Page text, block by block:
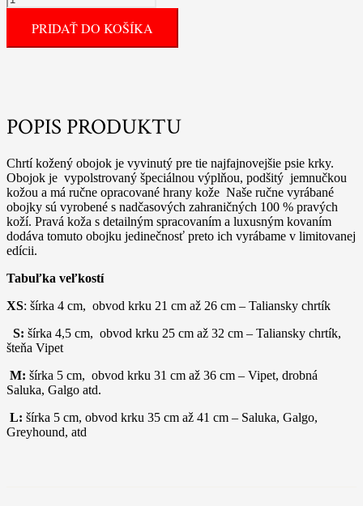
PRIDAŤ DO KOŠÍKA
POPIS PRODUKTU
Chrtí kožený obojok je vyvinutý pre tie najfajnovejšie psie krky.
Obojok je vypolstrovaný špeciálnou výplňou, podšitý jemnučkou
kožou a má ručne opracované hrany kože Naše ručne vyrábané
obojky sú vyrobené s nadčasových zahraničných 100 % pravých
koží. Pravá koža s detailným spracovaním a luxusným kovaním
dodáva tomuto obojku jedinečnosť preto ich vyrábame v limitovanej
edícii.
Tabuľka veľkostí
XS: šírka 4 cm, obvod krku 21 cm až 26 cm – Taliansky chrtík
S: šírka 4,5 cm, obvod krku 25 cm až 32 cm – Taliansky chrtík,
šteňa Vipet
M: šírka 5 cm, obvod krku 31 cm až 36 cm – Vipet, drobná
Saluka, Galgo atd.
L: šírka 5 cm, obvod krku 35 cm až 41 cm – Saluka, Galgo,
Greyhound, atd